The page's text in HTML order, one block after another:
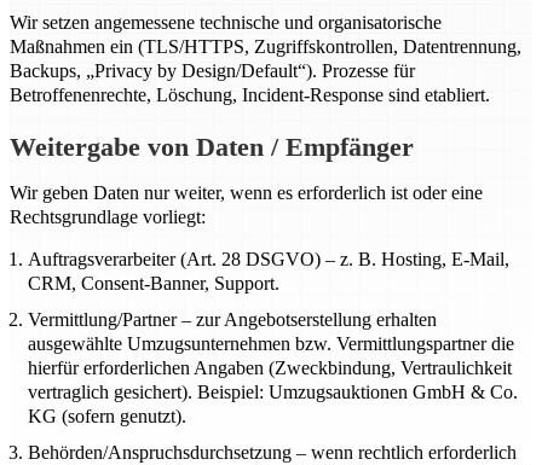
Wir setzen angemessene technische und organisatorische
Maßnahmen ein (TLS/HTTPS, Zugriffskontrollen, Datentrennung,
Backups, „Privacy by Design/Default“). Prozesse für
Betroffenenrechte, Löschung, Incident-Response sind etabliert.
Weitergabe von Daten / Empfänger
Wir geben Daten nur weiter, wenn es erforderlich ist oder eine
Rechtsgrundlage vorliegt:
Auftragsverarbeiter (Art. 28 DSGVO) – z. B. Hosting, E-Mail,
CRM, Consent-Banner, Support.
Vermittlung/Partner – zur Angebotserstellung erhalten
ausgewählte Umzugsunternehmen bzw. Vermittlungspartner die
hierfür erforderlichen Angaben (Zweckbindung, Vertraulichkeit
vertraglich gesichert). Beispiel: Umzugsauktionen GmbH & Co.
KG (sofern genutzt).
Behörden/Anspruchsdurchsetzung – wenn rechtlich erforderlich